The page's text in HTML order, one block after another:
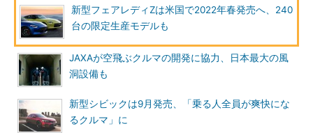
新型フェアレディZは米国で2022年春発売へ、240
台の限定生産モデルも
JAXAが空飛ぶクルマの開発に協力、日本最大の風
洞設備も
新型シビックは9月発売、「乗る人全員が爽快にな
るクルマ」に